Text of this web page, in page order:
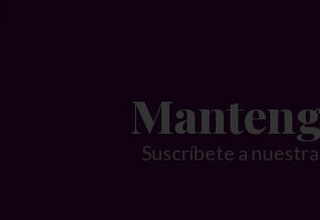
Suscríbete a